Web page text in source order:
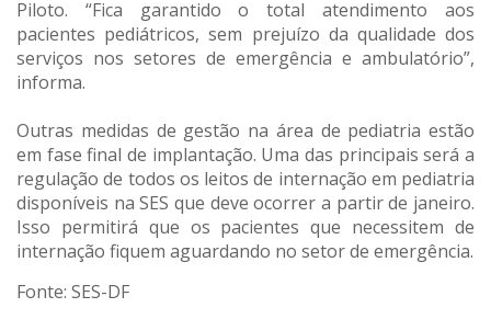
Piloto. “Fica garantido o total atendimento aos
pacientes pediátricos, sem prejuízo da qualidade dos
serviços nos setores de emergência e ambulatório”,
informa.
Outras medidas de gestão na área de pediatria estão
em fase final de implantação. Uma das principais será a
regulação de todos os leitos de internação em pediatria
disponíveis na SES que deve ocorrer a partir de janeiro.
Isso permitirá que os pacientes que necessitem de
internação fiquem aguardando no setor de emergência.
Fonte: SES-DF